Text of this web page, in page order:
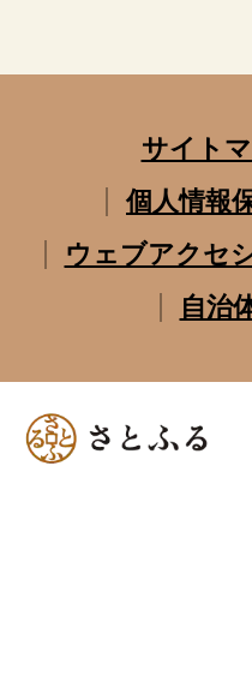
サイト
個人情報
ウェブアクセ
自治